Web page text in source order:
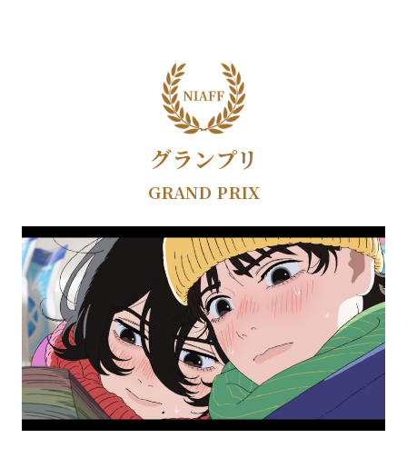
グランプリ
GRAND PRIX